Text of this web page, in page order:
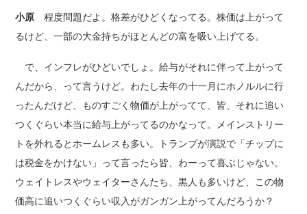
小原程度問題だよ。格差がひどくなってる。株価は上がって
るけど、一部の大金持ちがほとんどの富を吸い上げてる。
で、インフレがひどいでしょ。給与がそれに伴って上がって
んだから、って言うけど。わたし去年の十一月にホノルルに行
ったんだけど、ものすごく物価が上がってて、皆、それに追い
つくぐらい本当に給与上がってるのかなって。メインストリー
トを外れるとホームレスも多い。トランプが演説で「チップに
は税金をかけない」って言ったら皆、わーって喜ぶじゃない。
ウェイトレスやウェイターさんたち、黒人も多いけど、この物
価高に追いつくぐらい収入がガンガン上がってんだろうか？